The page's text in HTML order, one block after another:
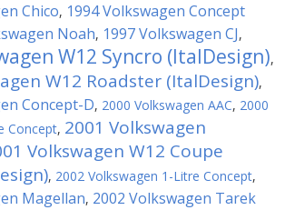
Chico, 1994 Volkswagen Concept
Noah, 1997 Volkswagen CJ,
W12 Syncro (ItalDesign),
W12 Roadster (ItalDesign),
Concept-D, 2000 Volkswagen AAC, 2000
Concept, 2001 Volkswagen
Volkswagen W12 Coupe
, 2002 Volkswagen 1-Litre Concept,
Magellan, 2002 Volkswagen Tarek